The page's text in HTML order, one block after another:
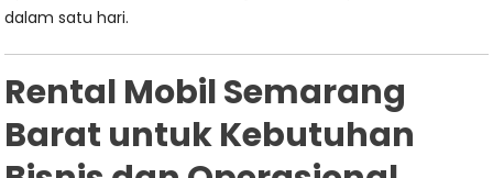
dalam satu hari.
Rental Mobil Semarang
Barat untuk Kebutuhan